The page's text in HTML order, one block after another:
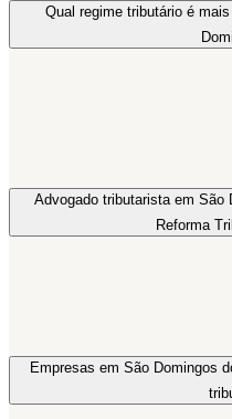
Qual regime tributário é
Advogado tributarista em São
Reforma
Empresas em São Domingos